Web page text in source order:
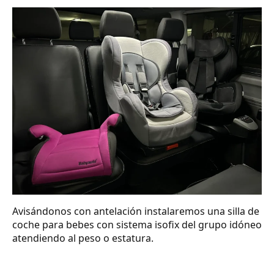
Avisándonos con antelación instalaremos una silla de
coche para bebes con sistema isofix del grupo idóneo
atendiendo al peso o estatura.